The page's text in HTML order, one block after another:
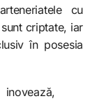
cu
criptate, iar
în posesia